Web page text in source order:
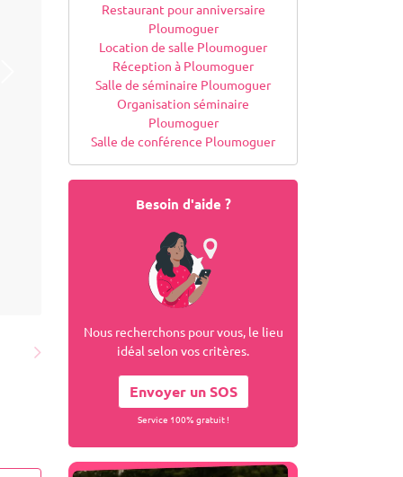
Restaurant pour anniversaire
Ploumoguer
Location de salle Ploumoguer
Réception à Ploumoguer
Salle de séminaire Ploumoguer
Organisation séminaire
Ploumoguer
Salle de conférence Ploumoguer
Besoin d'aide ?
Nous recherchons pour vous, le lieu
idéal selon vos critères.
Envoyer un SOS
Service 100% gratuit !